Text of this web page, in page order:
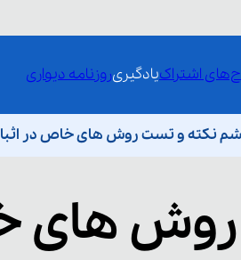
اشتراکیادگیریروزنامه دیواری
نکته و تست روش های خاص در
روش